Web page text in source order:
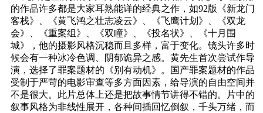
的作品许多都是大家耳熟能详的经典之作，如92版《新龙门
客栈》、《黄飞鸿之壮志凌云》、《飞鹰计划》、《双龙
会》、《重案组》、《双瞳》、《投名状》、《十月围
城》，他的摄影风格沉稳而且多样，富于变化。镜头许多时
候会有一种冰冷色调、阴郁诡异之感。黄先生首次尝试作导
演，选择了罪案题材的《别有动机》。国产罪案题材的作品
受制于严苛的电影审查等多方面因素，给导演的自由空间并
不是很大。此片总体上还是把故事情节讲得不错的。片中的
叙事风格为非线性展开，各种间插回忆倒叙，千头万绪，而